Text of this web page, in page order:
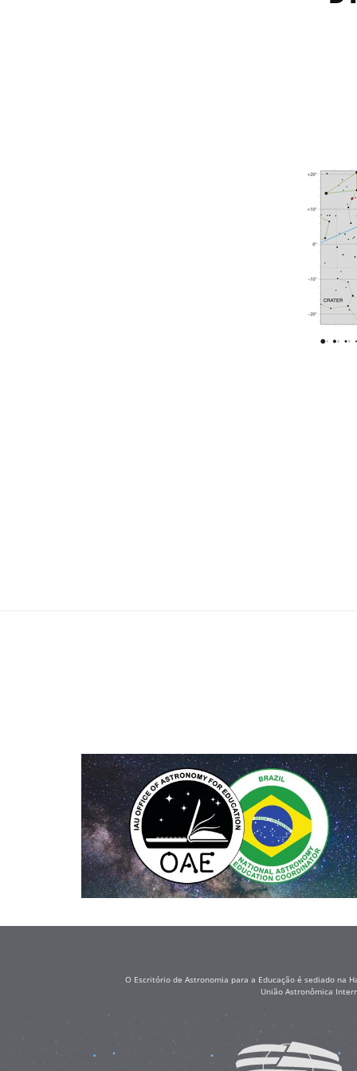
O Escritório de Astronomia para a Educação é sediado na
União Astronômica